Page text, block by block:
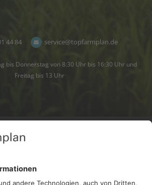
44 84 service@topfarmplan.de
bis Donnerstag von 8:30 Uhr bis 16:30 Uhr und
Freitag bis 13 Uhr
02501 801 44 84